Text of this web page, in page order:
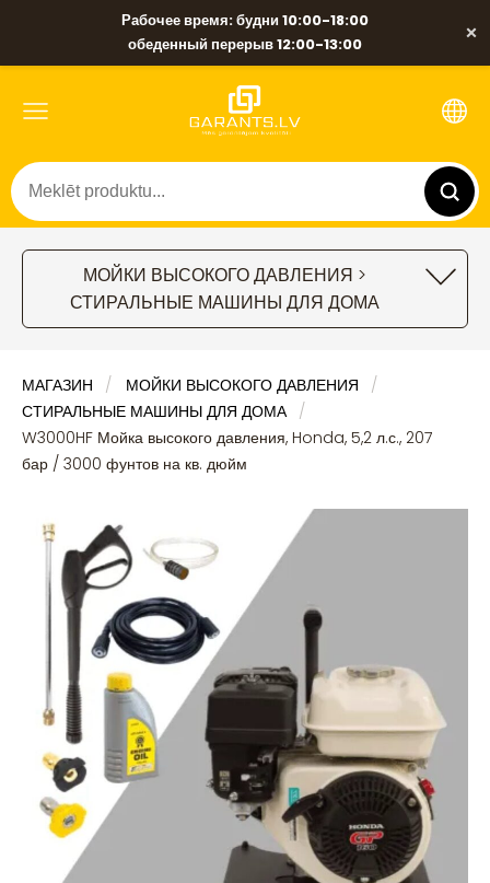
Рабочее время: будни 10:00-18:00
обеденный перерыв 12:00-13:00
×
МОЙКИ ВЫСОКОГО ДАВЛЕНИЯ >
СТИРАЛЬНЫЕ МАШИНЫ ДЛЯ ДОМА
МАГАЗИН
МОЙКИ ВЫСОКОГО ДАВЛЕНИЯ
СТИРАЛЬНЫЕ МАШИНЫ ДЛЯ ДОМА
W3000HF Мойка высокого давления, Honda, 5,2 л.с., 207
бар / 3000 фунтов на кв. дюйм